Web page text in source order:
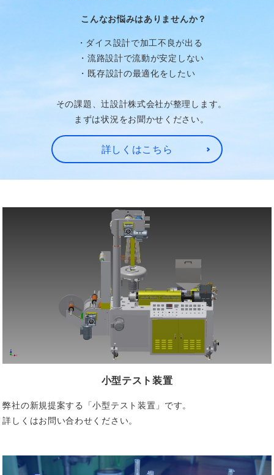
こんなお悩みはありませんか？
・ダイス設計で加工不良が出る
・流路設計で流動が安定しない
・既存設計の最適化をしたい
その課題、辻設計株式会社が整理します。
まずは状況をお聞かせください。
詳しくはこちら
小型テスト装置
弊社の新規提案する「小型テスト装置」です。
詳しくはお問い合わせください。